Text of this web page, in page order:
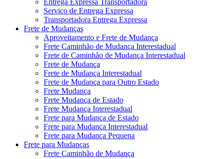
Entrega Expressa Transportadora
Serviço de Entrega Expressa
Transportadora Entrega Expressa
Frete de Mudanças
Aproveitamento e Frete de Mudança
Frete Caminhão de Mudança Interestadual
Frete de Caminhão de Mudança Interestadual
Frete de Mudança
Frete de Mudança Interestadual
Frete de Mudança para Outro Estado
Frete Mudança
Frete Mudança de Estado
Frete Mudança Interestadual
Frete para Mudança de Estado
Frete para Mudança Interestadual
Frete para Mudança Pequena
Frete para Mudanças
Frete Caminhão de Mudança